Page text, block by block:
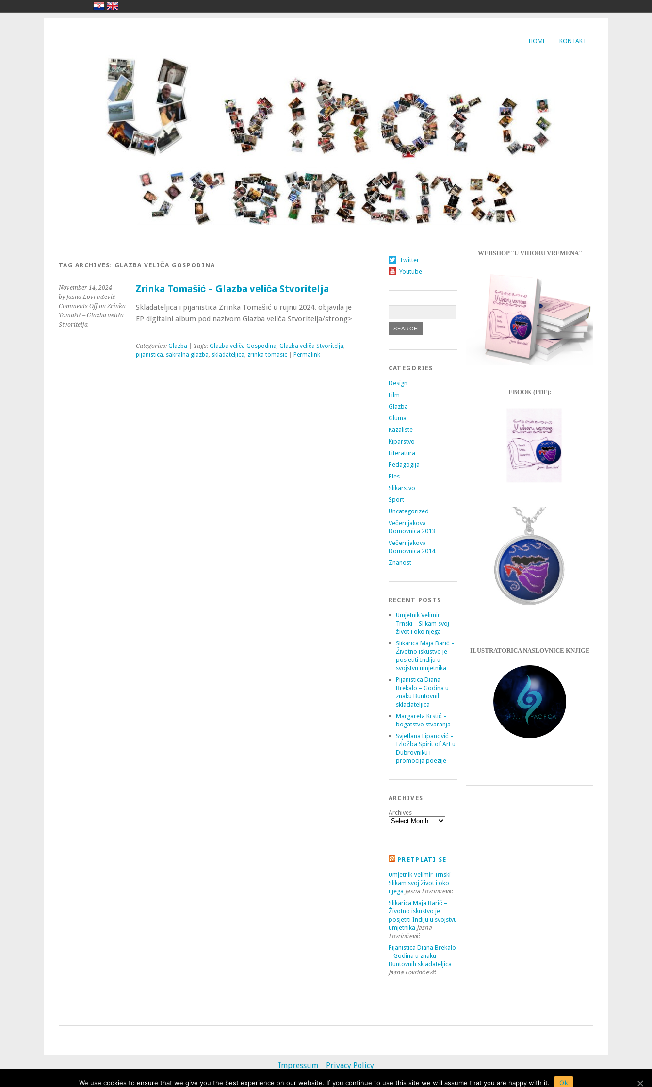
HOME KONTAKT
TAG ARCHIVES: GLAZBA VELIČA GOSPODINA
November 14, 2024
by Jasna Lovrinčević
Comments Offon Zrinka
Tomašić – Glazba veliča
Stvoritelja
Zrinka Tomašić – Glazba veliča Stvoritelja
Skladateljica i pijanistica Zrinka Tomašić u rujnu 2024. objavila je
EP digitalni album pod nazivom Glazba veliča Stvoritelja/strong>
Categories: Glazba | Tags: Glazba veliča Gospodina, Glazba veliča Stvoritelja,
pijanistica, sakralna glazba, skladateljica, zrinka tomasic| Permalink
Twitter
Youtube
CATEGORIES
Design
Film
Glazba
Gluma
Kazaliste
Kiparstvo
Literatura
Pedagogija
Ples
Slikarstvo
Sport
Uncategorized
Večernjakova
Domovnica 2013
Večernjakova
Domovnica 2014
Znanost
RECENT POSTS
Umjetnik Velimir
Trnski – Slikam svoj
život i oko njega
Slikarica Maja Barić –
Životno iskustvo je
posjetiti Indiju u
svojstvu umjetnika
Pijanistica Diana
Brekalo – Godina u
znaku Buntovnih
skladateljica
Margareta Krstić –
bogatstvo stvaranja
Svjetlana Lipanović –
Izložba Spirit of Art u
Dubrovniku i
promocija poezije
ARCHIVES
Archives
PRETPLATI SE
Umjetnik Velimir Trnski –
Slikam svoj život i oko
njega Jasna Lovrinčević
Slikarica Maja Barić –
Životno iskustvo je
posjetiti Indiju u svojstvu
umjetnika Jasna
Lovrinčević
Pijanistica Diana Brekalo
– Godina u znaku
Buntovnih skladateljica
Jasna Lovrinčević
WEBSHOP "U VIHORU VREMENA"
EBOOK (PDF):
ILUSTRATORICA NASLOVNICE KNJIGE
Impressum
Privacy Policy
© 2013 - 2020 uvihoruvremena.com. Alle Rechte vorbehalten.
We use cookies to ensure that we give you the best experience on our website. If you continue to use this site we will assume that you are happy with it. Ok